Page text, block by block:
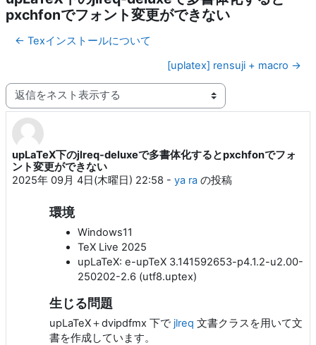
pxchfonでフォント変更ができない
← Texインストールについて
[uplatex] rensuji + macro →
表示モード
upLaTeX下のjlreq-deluxeで多書体化するとpxchfonでフォ
ント変更ができない
2025年 09月 4日(木曜日) 22:58 - ya ra の投稿
返信数: 14
環境
Windows11
TeX Live 2025
upLaTeX: e-upTeX 3.141592653-p4.1.2-u2.00-
250202-2.6 (utf8.uptex)
生じる問題
upLaTeX＋dvipdfmx 下で jlreq 文書クラスを用いて文
書を作成しています。